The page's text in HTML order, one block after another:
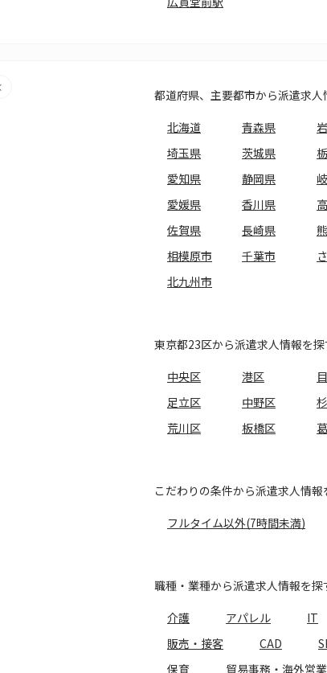
都道府県、主要都市から派遣求人
北海道
青森県
埼玉県
茨城県
愛知県
静岡県
愛媛県
香川県
佐賀県
長崎県
相模原市
千葉市
北九州市
東京都23区から派遣求人情報を探
中央区
港区
足立区
中野区
荒川区
板橋区
こだわりの条件から派遣求人情報
フルタイム以外(7時間未満)
職種・業種から派遣求人情報を探
介護
アパレル IT
販売・接客
CAD
保育
貿易事務・海外営